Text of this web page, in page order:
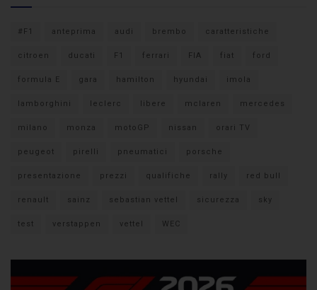
#F1 anteprima audi brembo caratteristiche
citroen ducati F1 ferrari FIA fiat ford
formula E gara hamilton hyundai imola
lamborghini leclerc libere mclaren mercedes
milano monza motoGP nissan orari TV
peugeot pirelli pneumatici porsche
presentazione prezzi qualifiche rally red bull
renault sainz sebastian vettel sicurezza sky
test verstappen vettel WEC